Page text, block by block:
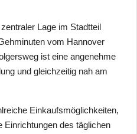
Lage im Stadtteil
vom Hannover
ist eine angenehme
und gleichzeitig nah am
Einkaufsmöglichkeiten,
Einrichtungen des täglichen